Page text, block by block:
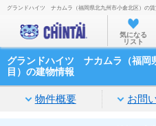
お部屋
グランドハイツ ナカムラ（福岡県北九州市小倉北区）の
気になる
リスト
グランドハイツ ナカムラ（福岡
目）の建物情報
物件概要 お問